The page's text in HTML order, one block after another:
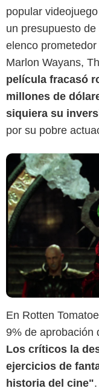
popular
un presupuesto
elenco
Marlon Wayans,
película fracasó
millones de
siquiera su
por su pobre
En Rotten
9% de aprobación
Los críticos la
ejercicios de
historia del cine"